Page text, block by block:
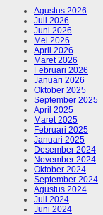
Agustus 2026
Juli 2026
Juni 2026
Mei 2026
April 2026
Maret 2026
Februari 2026
Januari 2026
Oktober 2025
September 2025
April 2025
Maret 2025
Februari 2025
Januari 2025
Desember 2024
November 2024
Oktober 2024
September 2024
Agustus 2024
Juli 2024
Juni 2024